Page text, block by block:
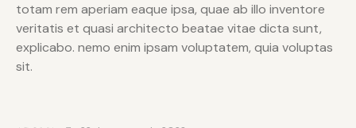
totam rem aperiam eaque ipsa, quae ab illo inventore
veritatis et quasi architecto beatae vitae dicta sunt,
explicabo. nemo enim ipsam voluptatem, quia voluptas
sit.